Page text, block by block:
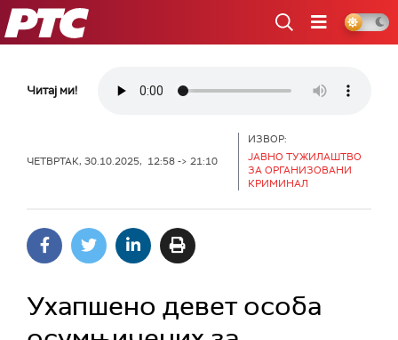
РТС
Читај ми!
ЧЕТВРТАК, 30.10.2025, 12:58 -> 21:10
ИЗВОР:
ЈАВНО ТУЖИЛАШТВО
ЗА ОРГАНИЗОВАНИ
КРИМИНАЛ
Ухапшено девет особа